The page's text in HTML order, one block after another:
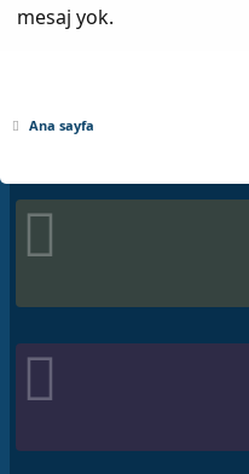
mesaj yok.
Ana sayfa